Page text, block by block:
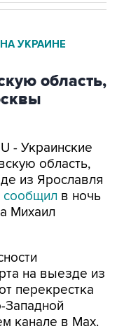
УКРАИНЕ
область,
- Украинские
область,
из Ярославля
сообщил в ночь
Михаил
на выезде из
перекрестка
Западной
канале в Мах.